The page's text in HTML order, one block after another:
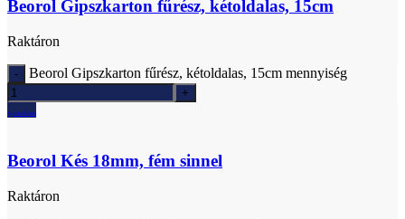
Beorol Gipszkarton fűrész, kétoldalas, 15cm
Raktáron
Beorol Gipszkarton fűrész, kétoldalas, 15cm mennyiség
Ajánlatkérés
Beorol Kés 18mm, fém sinnel
Raktáron